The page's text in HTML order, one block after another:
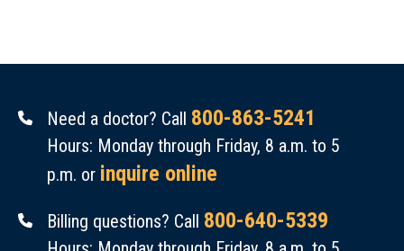
Need a doctor? Call 800-863-5241
Hours: Monday through Friday, 8 a.m. to 5
p.m. or inquire online
Billing questions? Call 800-640-5339